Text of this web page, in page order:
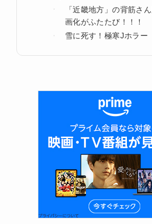
「近畿地方」の背筋さ
画化がふたたび！！！
雪に死す！極寒Jホラー